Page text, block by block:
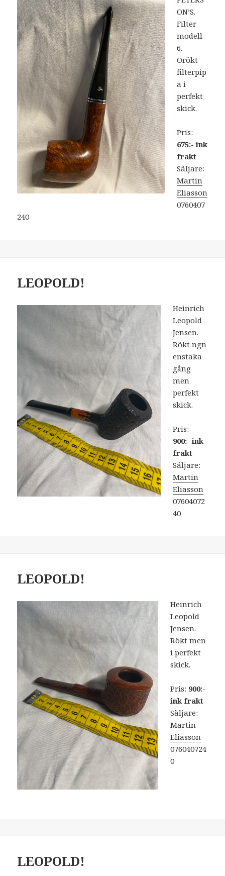
ON’S.
Filter
modell
6.
Orökt
filterpip
a i
perfekt
skick.
Pris:
675:- ink
frakt
Säljare:
Martin
Eliasson
0760407
240
LEOPOLD!
Heinrich
Leopold
Jensen.
Rökt ngn
enstaka
gång
men
perfekt
skick.
Pris:
900:- ink
frakt
Säljare:
Martin
Eliasson
07604072
40
LEOPOLD!
Heinrich
Leopold
Jensen.
Rökt men
i perfekt
skick.
Pris: 900:-
ink frakt
Säljare:
Martin
Eliasson
076040724
0
LEOPOLD!